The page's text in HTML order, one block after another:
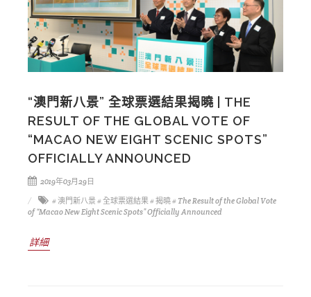
“澳門新八景” 全球票選結果揭曉 | THE
RESULT OF THE GLOBAL VOTE OF
“MACAO NEW EIGHT SCENIC SPOTS”
OFFICIALLY ANNOUNCED
2019年03月29日
# 澳門新八景# 全球票選結果# 揭曉# The Result of the Global Vote
of “Macao New Eight Scenic Spots” Officially Announced
詳細